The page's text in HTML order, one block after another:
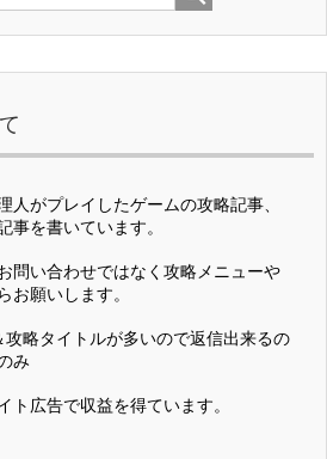
人がプレイしたゲームの攻略記事、
事を書いています。
問い合わせではなく攻略メニューや
お願いします。
略タイトルが多いので返信出来るの
み
ト広告で収益を得ています。